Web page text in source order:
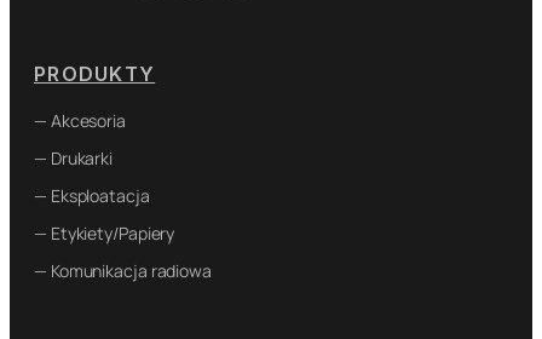
PRODUKTY
— Akcesoria
— Drukarki
— Eksploatacja
— Etykiety/Papiery
— Komunikacja radiowa